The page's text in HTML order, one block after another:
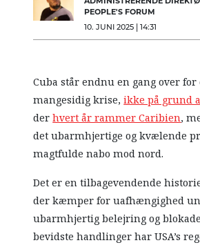
PEOPLE'S FORUM
10. JUNI 2025 | 14:31
Cuba står endnu en gang over
mangesidig krise,ikke på grund
derhvert år rammer Caribien,
det ubarmhjertige og kvælende
magtfulde nabo mod nord.
Det er en tilbagevendende
der kæmper for uafhængighed
ubarmhjertig belejring og
bevidste handlinger har USA’s